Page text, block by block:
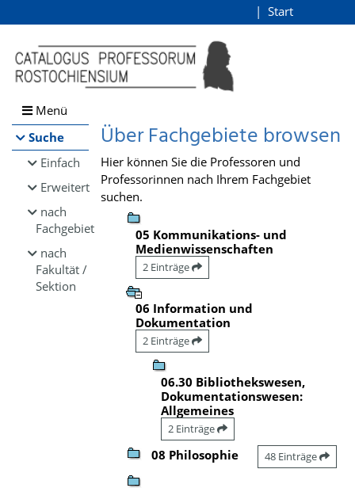
Browsen
direkt zum Inhalt
Start
Menü
Suche
Einfach
Erweitert
nach
Fachgebiet
nach
Fakultät /
Sektion
Über Fachgebiete browsen
Hier können Sie die Professoren und
Professorinnen nach Ihrem Fachgebiet
suchen.
05 Kommunikations- und
Medienwissenschaften
2 Einträge
06 Information und
Dokumentation
2 Einträge
06.30 Bibliothekswesen,
Dokumentationswesen:
Allgemeines
2 Einträge
08 Philosophie 48 Einträge